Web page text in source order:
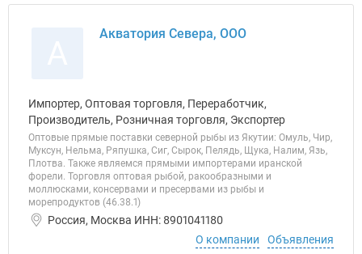
Акватория Севера, ООО
Импортер, Оптовая торговля, Переработчик,
Производитель, Розничная торговля, Экспортер
Оптовые прямые поставки северной рыбы из Якутии: Омуль, Чир,
Муксун, Нельма, Ряпушка, Сиг, Сырок, Пелядь, Щука, Налим, Язь,
Плотва. Также являемся прямыми импортерами иранской
форели. Торговля оптовая рыбой, ракообразными и
моллюсками, консервами и пресервами из рыбы и
морепродуктов (46.38.1)
Россия, Москва ИНН: 8901041180
О компании
Объявления